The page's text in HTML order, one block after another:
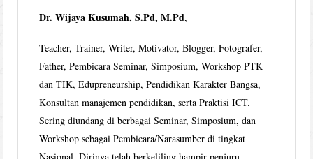
Dr. Wijaya Kusumah, S.Pd, M.Pd,
Teacher, Trainer, Writer, Motivator, Blogger, Fotografer,
Father, Pembicara Seminar, Simposium, Workshop PTK
dan TIK, Edupreneurship, Pendidikan Karakter Bangsa,
Konsultan manajemen pendidikan, serta Praktisi ICT.
Sering diundang di berbagai Seminar, Simposium, dan
Workshop sebagai Pembicara/Narasumber di tingkat
Nasional. Dirinya telah berkeliling hampir penjuru